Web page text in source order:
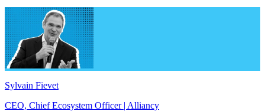
Sylvain Fievet
CEO, Chief Ecosystem Officer | Alliancy